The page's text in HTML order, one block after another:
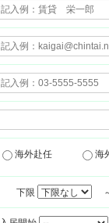
海外赴任 海
下限